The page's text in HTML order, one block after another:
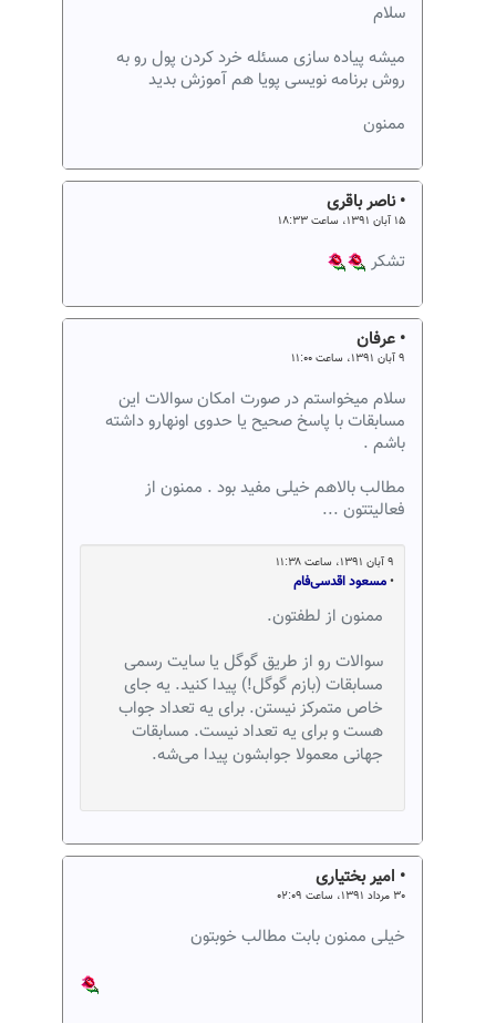
سلام
میشه پیاده سازی مسئله خرد کردن پول رو به
روش برنامه نویسی پویا هم آموزش بدید
ممنون
• ناصر باقری
تشکر
• عرفان
سلام میخواستم در صورت امکان سوالات این
مسابقات با پاسخ صحیح یا حدوی اونهارو داشته
باشم .
مطالب بالاهم خیلی مفید بود . ممنون از
فعالیتتون ...
مسعود اقدسی‌فام
ممنون از لطفتون.
سوالات رو از طریق گوگل یا سایت رسمی
مسابقات (بازم گوگل!) پیدا کنید. یه جای
خاص متمرکز نیستن. برای یه تعداد جواب
هست و برای یه تعداد نیست. مسابقات
جهانی معمولا جوابشون پیدا می‌شه.
• امیر بختیاری
خیلی ممنون بابت مطالب خوبتون